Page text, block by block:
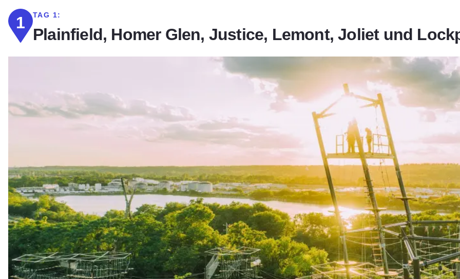
1 TAG 1:
Plainfield, Homer Glen, Justice, Lemont, Joliet und